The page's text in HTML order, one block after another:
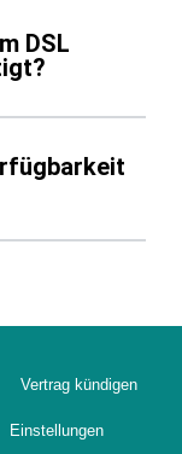
DSL
Vertrag kündigen
Einstellungen